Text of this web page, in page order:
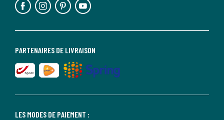
LES MODES DE PAIEMENT :
PARTENAIRES DE LIVRAISON